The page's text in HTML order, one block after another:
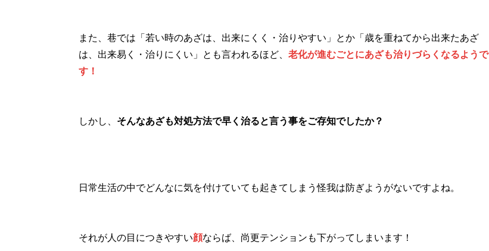
また、巷では「若い時のあざは、出来にくく・治りやすい」とか「歳を重ねてから出来たあざ
は、出来易く・治りにくい」とも言われるほど、 老化が進むごとにあざも治りづらくなるようで
す！
しかし、 そんなあざも対処方法で早く治ると言う事をご存知でしたか？
日常生活の中でどんなに気を付けていても起きてしまう怪我は防ぎようがないですよね。
それが人の目につきやすい顔ならば、尚更テンションも下がってしまいます！